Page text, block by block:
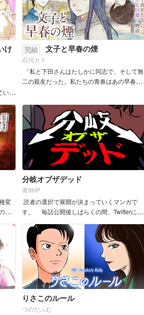
け
いく
完結 文子と早春の煙
石河カド
「私と下田さんはたしかに同志で、そして無
二の親友だった。私たちの青春はあの早春の
変
代
...
分岐オブザデッド
青9HP
読者の選択で展開が決まっていくマンガで
す。 毎話公開後しばらくの間、Twitterに
加くだ...
りさこのルール
つのだふむ